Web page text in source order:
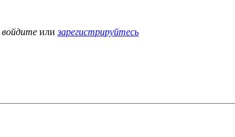
войдите илизарегистрируйтесь